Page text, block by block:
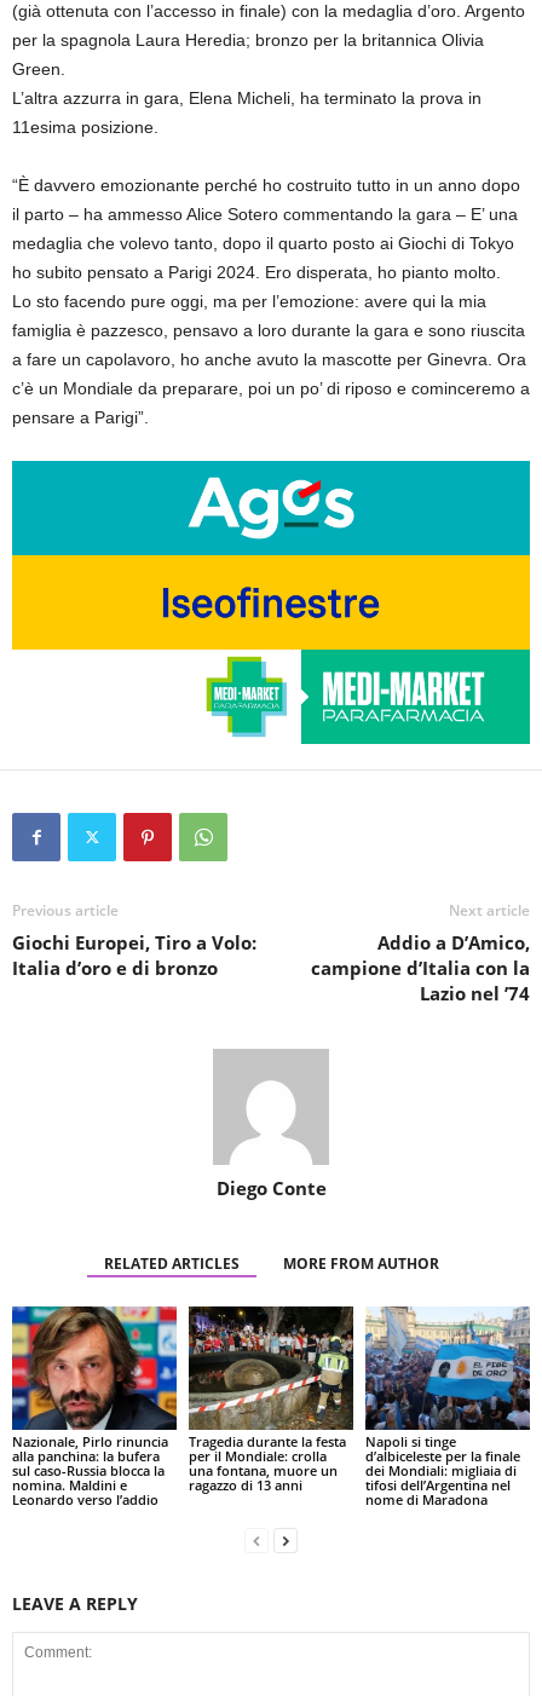
(già ottenuta con l’accesso in finale) con la medaglia d’oro. Argento
per la spagnola Laura Heredia; bronzo per la britannica Olivia
Green.
L’altra azzurra in gara, Elena Micheli, ha terminato la prova in
11esima posizione.
“È davvero emozionante perché ho costruito tutto in un anno dopo
il parto – ha ammesso Alice Sotero commentando la gara – E’ una
medaglia che volevo tanto, dopo il quarto posto ai Giochi di Tokyo
ho subito pensato a Parigi 2024. Ero disperata, ho pianto molto.
Lo sto facendo pure oggi, ma per l’emozione: avere qui la mia
famiglia è pazzesco, pensavo a loro durante la gara e sono riuscita
a fare un capolavoro, ho anche avuto la mascotte per Ginevra. Ora
c’è un Mondiale da preparare, poi un po’ di riposo e cominceremo a
pensare a Parigi”.
Previous article
Giochi Europei, Tiro a Volo:
Italia d’oro e di bronzo
Next article
Addio a D’Amico,
campione d’Italia con la
Lazio nel ’74
Diego Conte
RELATED ARTICLES MORE FROM AUTHOR
Nazionale, Pirlo rinuncia
alla panchina: la bufera
sul caso-Russia blocca la
nomina. Maldini e
Leonardo verso l’addio
Tragedia durante la festa
per il Mondiale: crolla
una fontana, muore un
ragazzo di 13 anni
Napoli si tinge
d’albiceleste per la finale
dei Mondiali: migliaia di
tifosi dell’Argentina nel
nome di Maradona
LEAVE A REPLY